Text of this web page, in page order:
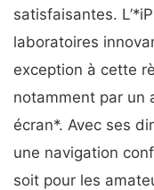
satisfaisantes.
laboratoires
exception à cette
notamment par un
écran*. Avec ses
une navigation
soit pour les